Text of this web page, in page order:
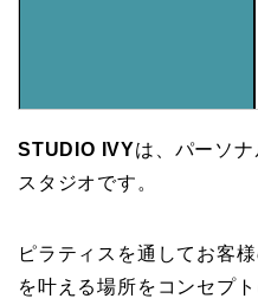
STUDIO IVYは、パーソ
スタジオです。
ピラティスを通してお客
を叶える場所をコンセプ